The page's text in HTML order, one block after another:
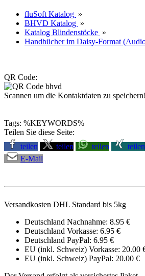
fluSoft Katalog »
BHVD Katalog »
Katalog Blindenstöcke »
Handbücher im Daisy-Format
QR Code:
Scannen um die Kontaktdaten zu speichern!
Tags: %KEYWORDS%
Teilen Sie diese Seite:
teilen
teilen teilen teilen
E-Mail
Versandkosten DHL Standard bis 5kg
Deutschland Nachnahme: 8.95 €
Deutschland Vorkasse: 6.95 €
Deutschland PayPal: 6.95 €
EU (inkl. Schweiz) Vorkasse: 20.00
EU (inkl. Schweiz) PayPal: 20.00 €